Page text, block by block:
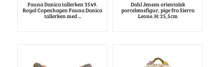
Fauna Danica tallerken 3549.
Royal Copenhagen Fauna Danica
tallerken med ...
Dahl Jensen orientalsk
porcelænsfigur, pige fra Sierra
Leone. H: 25,5cm